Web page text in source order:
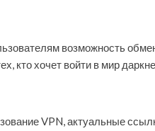
возможность
кто хочет войти в мир
VPN, актуальные